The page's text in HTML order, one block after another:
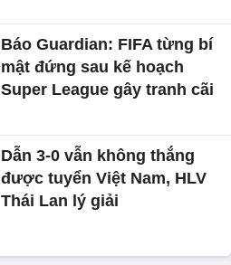
Báo Guardian: FIFA từng bí
mật đứng sau kế hoạch
Super League gây tranh cãi
Dẫn 3-0 vẫn không thắng
được tuyển Việt Nam, HLV
Thái Lan lý giải